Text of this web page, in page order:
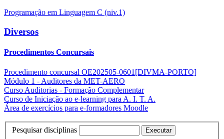
Programação em Linguagem C (niv.1)
Diversos
Procedimentos Concursais
Procedimento concursal OE202505-0601[DIVMA-PORTO]
Módulo 1 - Auditores da MET-AERO
Curso Auditorias - Formação Complementar
Curso de Iniciação ao e-learning para A. I. T. A.
Área de exercícios para e-formadores Moodle
Pesquisar disciplinas Executar